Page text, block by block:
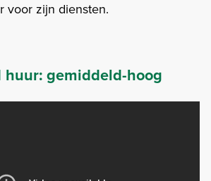
voor zijn diensten.
gemiddeld-hoog